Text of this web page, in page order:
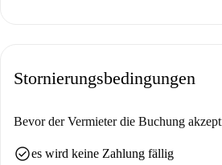
[ITA] - 300 € im Preis inbegriffen: Entwurf
Vertrags, organisatorische Geste der
Buchungsverwaltung und -koordination,
Stornierungsbedingungen
Bevor der Vermieter die Buchung
check_circlees wird keine Zahlung fällig